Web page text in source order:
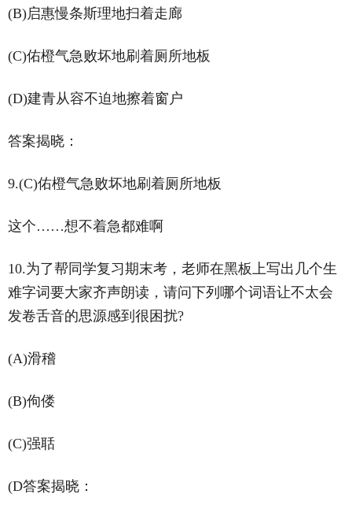
(B)启惠慢条斯理地扫着走廊
(C)佑橙气急败坏地刷着厕所地板
(D)建青从容不迫地擦着窗户
答案揭晓：
9.(C)佑橙气急败坏地刷着厕所地板
这个……想不着急都难啊
10.为了帮同学复习期末考，老师在黑板上写出几个生
难字词要大家齐声朗读，请问下列哪个词语让不太会
发卷舌音的思源感到很困扰?
(A)滑稽
(B)佝偻
(C)强聒
(D答案揭晓：